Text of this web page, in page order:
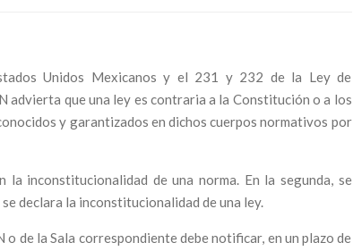
Unidos Mexicanos y el 231 y 232 de la Ley de
advierta que una ley es contraria a la Constitución o a los
y garantizados en dichos cuerpos normativos por
inconstitucionalidad de una norma. En la segunda, se
declara la inconstitucionalidad de una ley.
de la Sala correspondiente debe notificar, en un plazo de